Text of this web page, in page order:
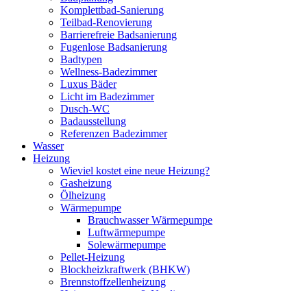
Komplettbad-Sanierung
Teilbad-Renovierung
Barrierefreie Badsanierung
Fugenlose Badsanierung
Badtypen
Wellness-Badezimmer
Luxus Bäder
Licht im Badezimmer
Dusch-WC
Badausstellung
Referenzen Badezimmer
Wasser
Heizung
Wieviel kostet eine neue Heizung?
Gasheizung
Ölheizung
Wärmepumpe
Brauchwasser Wärmepumpe
Luftwärmepumpe
Solewärmepumpe
Pellet-Heizung
Blockheizkraftwerk (BHKW)
Brennstoffzellenheizung